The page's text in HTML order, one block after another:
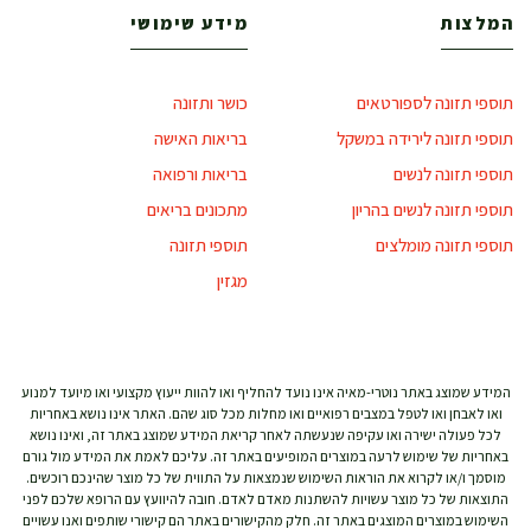
המלצות
תוספי תזונה לספורטאים
תוספי תזונה לירידה במשקל
תוספי תזונה לנשים
תוספי תזונה לנשים בהריון
תוספי תזונה מומלצים
מידע שימושי
כושר ותזונה
בריאות האישה
בריאות ורפואה
מתכונים בריאים
תוספי תזונה
מגזין
המידע שמוצג באתר נוטרי-מאיה אינו נועד להחליף ואו להוות ייעוץ מקצועי ואו מיועד למנוע
ואו לאבחן ואו לטפל במצבים רפואיים ואו מחלות מכל סוג שהם. האתר אינו נושא באחריות
לכל פעולה ישירה ואו עקיפה שנעשתה לאחר קריאת המידע שמוצג באתר זה, ואינו נושא
באחריות של שימוש לרעה במוצרים המופיעים באתר זה. עליכם לאמת את המידע מול גורם
מוסמך ו/או לקרוא את הוראות השימוש שנמצאות על התווית של כל מוצר שהינכם רוכשים.
התוצאות של כל מוצר עשויות להשתנות מאדם לאדם. חובה להיוועץ עם הרופא שלכם לפני
השימוש במוצרים המוצגים באתר זה. חלק מהקישורים באתר הם קישורי שותפים ואנו עשויים